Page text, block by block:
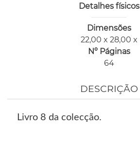
Detalhes físicos
Dimensões
22,00 x 28,00 x
Nº Páginas
64
DESCRIÇÃO
Livro 8 da colecção.